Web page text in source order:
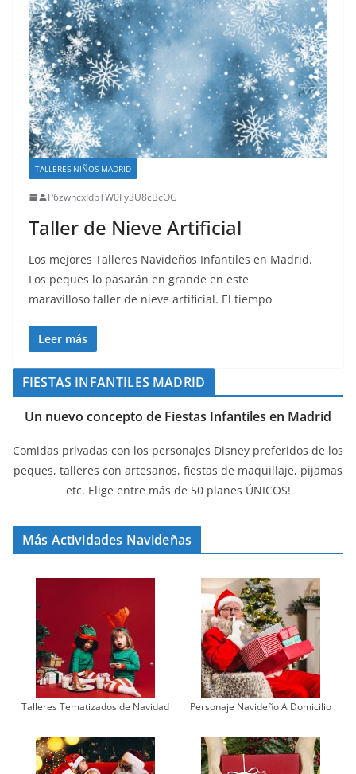
TALLERES NIÑOS MADRID
P6zwncxIdbTW0Fy3U8cBcOG
Taller de Nieve Artificial
Los mejores Talleres Navideños Infantiles en Madrid.
Los peques lo pasarán en grande en este
maravilloso taller de nieve artificial. El tiempo
Leer más
FIESTAS INFANTILES MADRID
Un nuevo concepto de Fiestas Infantiles en Madrid
Comidas privadas con los personajes Disney preferidos de los
peques, talleres con artesanos, fiestas de maquillaje, pijamas
etc. Elige entre más de 50 planes ÚNICOS!
Más Actividades Navideñas
Talleres Tematizados de Navidad Personaje Navideño A Domicilio